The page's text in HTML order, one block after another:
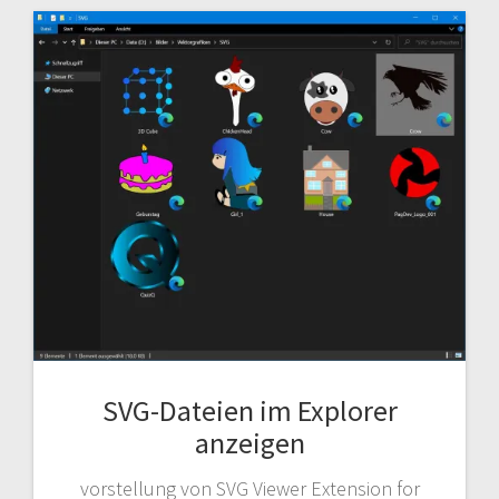
SVG-Dateien im Explorer
anzeigen
vorstellung von SVG Viewer Extension for